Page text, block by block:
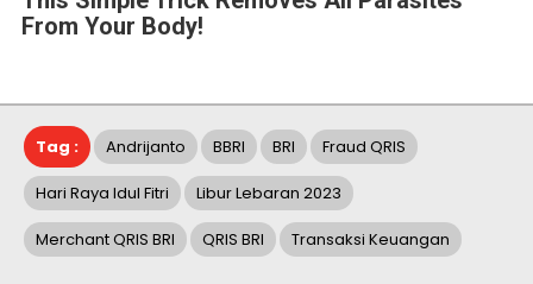
From Your Body!
Tag : Andrijanto BBRI BRI Fraud QRIS
Hari Raya Idul Fitri Libur Lebaran 2023
Merchant QRIS BRI QRIS BRI Transaksi Keuangan